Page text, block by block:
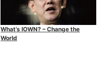
What’s IOWN? – Change the
World